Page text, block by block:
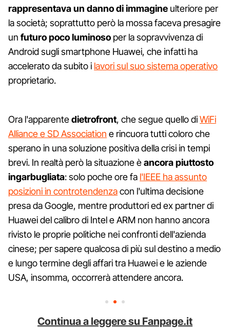
rappresentava un danno di immagine ulteriore per
la società; soprattutto però la mossa faceva presagire
un futuro poco luminoso per la sopravvivenza di
Android sugli smartphone Huawei, che infatti ha
accelerato da subito i lavori sul suo sistema operativo
proprietario.
Ora l'apparentedietrofront, che segue quello diWiFi
Alliance e SD Association e rincuora tutti coloro che
sperano in una soluzione positiva della crisi in tempi
brevi. In realtà però la situazione èancora piuttosto
ingarbugliata: solo poche ore fa l'IEEE ha assunto
posizioni in controtendenzacon l'ultima decisione
presa da Google, mentre produttori ed ex partner di
Huawei del calibro di Intel e ARM non hanno ancora
rivisto le proprie politiche nei confronti dell'azienda
cinese; per sapere qualcosa di più sul destino a medio
e lungo termine degli affari tra Huawei e le aziende
USA, insomma, occorrerà attendere ancora.
Continua a leggere su Fanpage.it